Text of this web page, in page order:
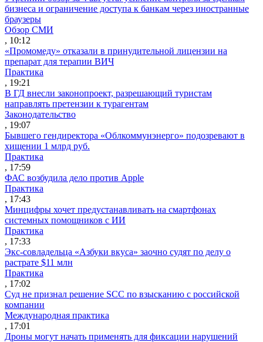
бизнеса и ограничение доступа к банкам через иностранные
браузеры
Обзор СМИ
, 10:12
«Промомеду» отказали в принудительной лицензии на
препарат для терапии ВИЧ
Практика
, 19:21
В ГД внесли законопроект, разрешающий туристам
направлять претензии к турагентам
Законодательство
, 19:07
Бывшего гендиректора «Облкоммунэнерго» подозревают в
хищении 1 млрд руб.
Практика
, 17:59
ФАС возбудила дело против Apple
Практика
, 17:43
Минцифры хочет предустанавливать на смартфонах
системных помощников с ИИ
Практика
, 17:33
Экс-совладельца «Азбуки вкуса» заочно судят по делу о
растрате $11 млн
Практика
, 17:02
Суд не признал решение SCC по взысканию с российской
компании
Международная практика
, 17:01
Дроны могут начать применять для фиксации нарушений